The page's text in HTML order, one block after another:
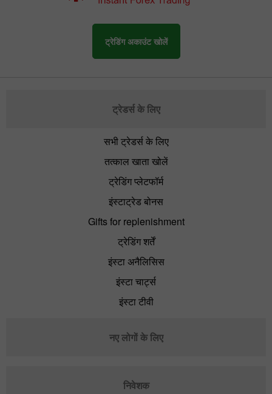
ट्रेडिंग अकाउंट खोलें
ट्रेडर्स के लिए
सभी ट्रेडर्स के लिए
तत्काल खाता खोलें
ट्रेडिंग प्लेटफॉर्म
इंस्टाट्रेड बोनस
Gifts for replenishment
ट्रेडिंग शर्तें
इंस्टा अनैलिसिस
इंस्टा चार्ट्स
इंस्टा टीवी
नए लोगों के लिए
निवेशक